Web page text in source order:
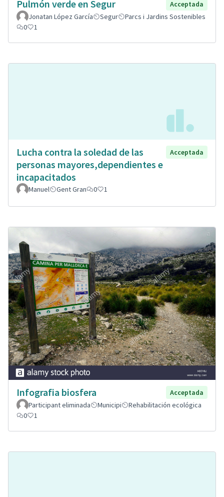
Pulmón verde en Segur
Acceptada
Jonatan López García
Segur
Parcs i Jardins Sostenibles
0
1
Lucha contra la soledad de las
personas mayores,dependientes e
incapacitados
Acceptada
Manuel Gent Gran 0 1
Infografia biosfera
Acceptada
Participant eliminada
Municipi
Rehabilitación ecológica
0
1